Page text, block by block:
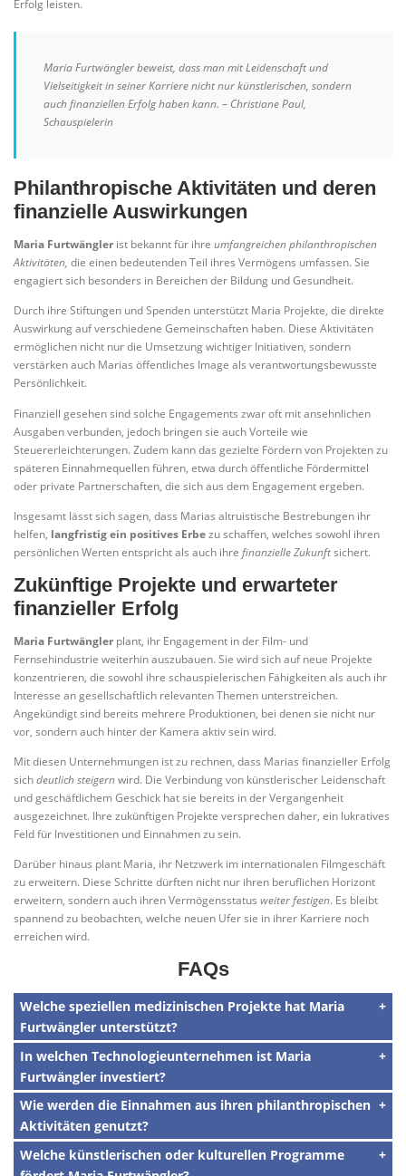
Erfolg leisten.
Maria Furtwängler beweist, dass man mit Leidenschaft und
Vielseitigkeit in seiner Karriere nicht nur künstlerischen, sondern
auch finanziellen Erfolg haben kann. – Christiane Paul,
Schauspielerin
Philanthropische Aktivitäten und deren
finanzielle Auswirkungen
Maria Furtwängler ist bekannt für ihre umfangreichen philanthropischen
Aktivitäten, die einen bedeutenden Teil ihres Vermögens umfassen. Sie
engagiert sich besonders in Bereichen der Bildung und Gesundheit.
Durch ihre Stiftungen und Spenden unterstützt Maria Projekte, die direkte
Auswirkung auf verschiedene Gemeinschaften haben. Diese Aktivitäten
ermöglichen nicht nur die Umsetzung wichtiger Initiativen, sondern
verstärken auch Marias öffentliches Image als verantwortungsbewusste
Persönlichkeit.
Finanziell gesehen sind solche Engagements zwar oft mit ansehnlichen
Ausgaben verbunden, jedoch bringen sie auch Vorteile wie
Steuererleichterungen. Zudem kann das gezielte Fördern von Projekten zu
späteren Einnahmequellen führen, etwa durch öffentliche Fördermittel
oder private Partnerschaften, die sich aus dem Engagement ergeben.
Insgesamt lässt sich sagen, dass Marias altruistische Bestrebungen ihr
helfen, langfristig ein positives Erbezu schaffen, welches sowohl ihren
persönlichen Werten entspricht als auch ihre finanzielle Zukunftsichert.
Zukünftige Projekte und erwarteter
finanzieller Erfolg
Maria Furtwängler plant, ihr Engagement in der Film- und
Fernsehindustrie weiterhin auszubauen. Sie wird sich auf neue Projekte
konzentrieren, die sowohl ihre schauspielerischen Fähigkeiten als auch ihr
Interesse an gesellschaftlich relevanten Themen unterstreichen.
Angekündigt sind bereits mehrere Produktionen, bei denen sie nicht nur
vor, sondern auch hinter der Kamera aktiv sein wird.
Mit diesen Unternehmungen ist zu rechnen, dass Marias finanzieller Erfolg
sichdeutlich steigernwird. Die Verbindung von künstlerischer Leidenschaft
und geschäftlichem Geschick hat sie bereits in der Vergangenheit
ausgezeichnet. Ihre zukünftigen Projekte versprechen daher, ein lukratives
Feld für Investitionen und Einnahmen zu sein.
Darüber hinaus plant Maria, ihr Netzwerk im internationalen Filmgeschäft
zu erweitern. Diese Schritte dürften nicht nur ihren beruflichen Horizont
erweitern, sondern auch ihren Vermögensstatus weiter festigen. Es bleibt
spannend zu beobachten, welche neuen Ufer sie in ihrer Karriere noch
erreichen wird.
FAQs
Welche speziellen medizinischen Projekte hat Maria
Furtwängler unterstützt?
In welchen Technologieunternehmen ist Maria
Furtwängler investiert?
Wie werden die Einnahmen aus ihren philanthropischen
Aktivitäten genutzt?
Welche künstlerischen oder kulturellen Programme